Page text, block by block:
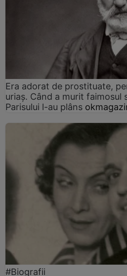
Era adorat de prostituate,
uriaș. Când a murit
Parisului l-au plâns
#Biografii